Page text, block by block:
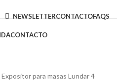
NEWSLETTERCONTACTOFAQS
CONTACTO
Expositor para masas Lundar 4